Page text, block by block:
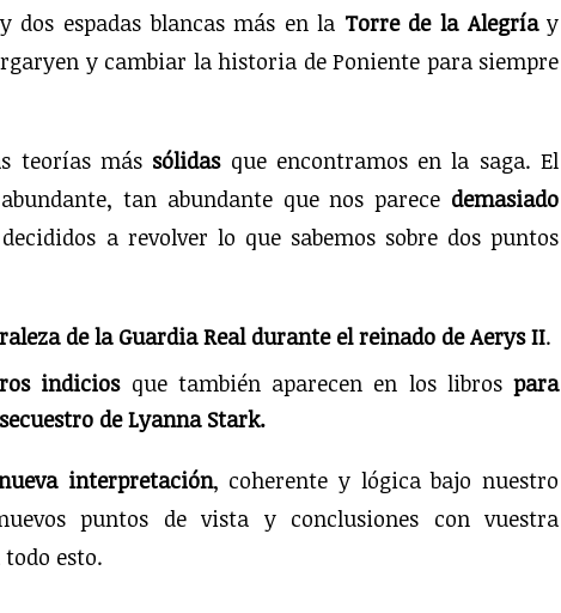
dos espadas blancas más en la Torre de la Alegríay
y cambiar la historia de Poniente para siempre
teorías más sólidasque encontramos en la saga. El
tan abundante que nos parece demasiado
a revolver lo que sabemos sobre dos puntos
de la Guardia Real durante el reinado de Aerys II.
indiciosque también aparecen en los librospara
de Lyanna Stark.
interpretación, coherente y lógica bajo nuestro
puntos de vista y conclusiones con vuestra
esto.